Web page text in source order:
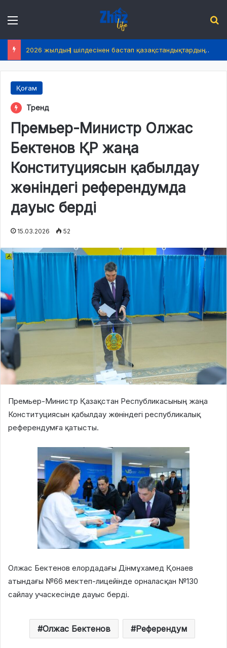
2026 жылдың 1 шілдесінен бастап қазақстандықтардың өмірінде не өзгереді?
Қоғам
Тренд
Премьер-Министр Олжас
Бектенов ҚР жаңа
Конституциясын қабылдау
жөніндегі референдумда
дауыс берді
15.03.2026 52
Премьер-Министр Қазақстан Республикасының жаңа
Конституциясын қабылдау жөніндегі республикалық
референдумға қатысты.
Олжас Бектенов елордадағы Дінмұхамед Қонаев
атындағы №66 мектеп-лицейінде орналасқан №130
сайлау учаскесінде дауыс берді.
Олжас Бектенов Референдум